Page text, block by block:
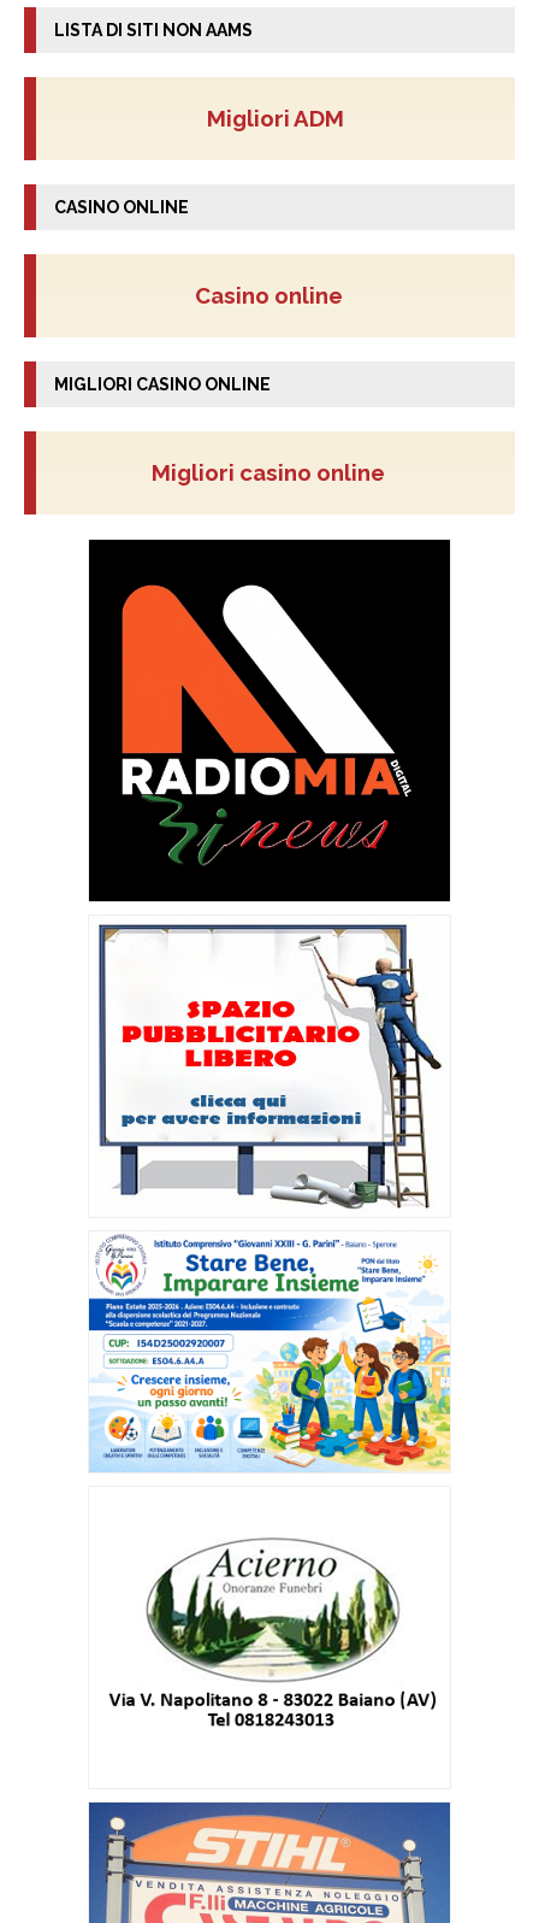
LISTA DI SITI NON AAMS
Migliori ADM
CASINO ONLINE
Casino online
MIGLIORI CASINO ONLINE
Migliori casino online